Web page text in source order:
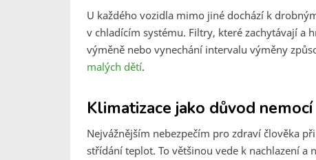
U každého vozidla mimo jiné dochází k
v chladícím systému. Filtry, které zachytávají a
výměně nebo vynechání intervalu výměny
malých dětí.
Klimatizace jako důvod nemocí
Nejvážnějším nebezpečím pro zdraví člověka
střídání teplot. To většinou vede k nachlazení a